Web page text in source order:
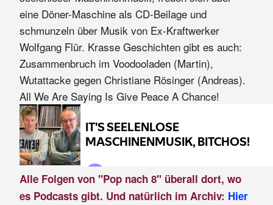
eine Döner-Maschine als CD-Beilage und
schmunzeln über Musik von Ex-Kraftwerker
Wolfgang Flür. Krasse Geschichten gibt es auch:
Zusammenbruch im Voodooladen (Martin),
Wutattacke gegen Christiane Rösinger (Andreas).
All We Are Saying Is Give Peace A Chance!
Alle Folgen von "Pop nach 8" überall dort, wo
es Podcasts gibt. Und natürlich im Archiv: Hier